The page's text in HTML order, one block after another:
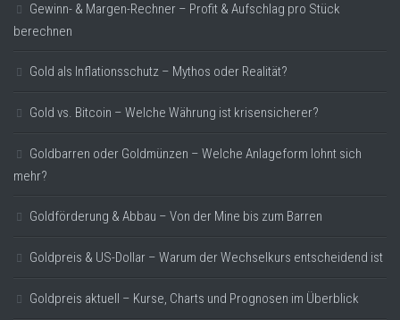
Gewinn- & Margen-Rechner – Profit & Aufschlag pro Stück
berechnen
Gold als Inflationsschutz – Mythos oder Realität?
Gold vs. Bitcoin – Welche Währung ist krisensicherer?
Goldbarren oder Goldmünzen – Welche Anlageform lohnt sich
mehr?
Goldförderung & Abbau – Von der Mine bis zum Barren
Goldpreis & US-Dollar – Warum der Wechselkurs entscheidend ist
Goldpreis aktuell – Kurse, Charts und Prognosen im Überblick